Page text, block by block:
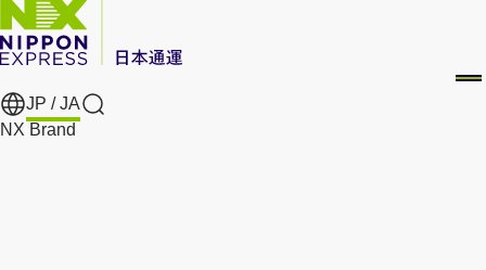
JP /JA
Search
NX Brand